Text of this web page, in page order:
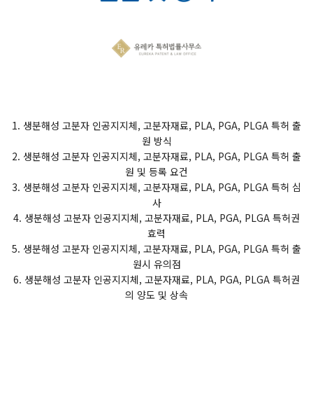
1. 생분해성 고분자 인공지지체, 고분자재료, PLA, PGA, PLGA 특허 출
원 방식
2. 생분해성 고분자 인공지지체, 고분자재료, PLA, PGA, PLGA 특허 출
원 및 등록 요건
3. 생분해성 고분자 인공지지체, 고분자재료, PLA, PGA, PLGA 특허 심
사
4. 생분해성 고분자 인공지지체, 고분자재료, PLA, PGA, PLGA 특허권
효력
5. 생분해성 고분자 인공지지체, 고분자재료, PLA, PGA, PLGA 특허 출
원시 유의점
6. 생분해성 고분자 인공지지체, 고분자재료, PLA, PGA, PLGA 특허권
의 양도 및 상속